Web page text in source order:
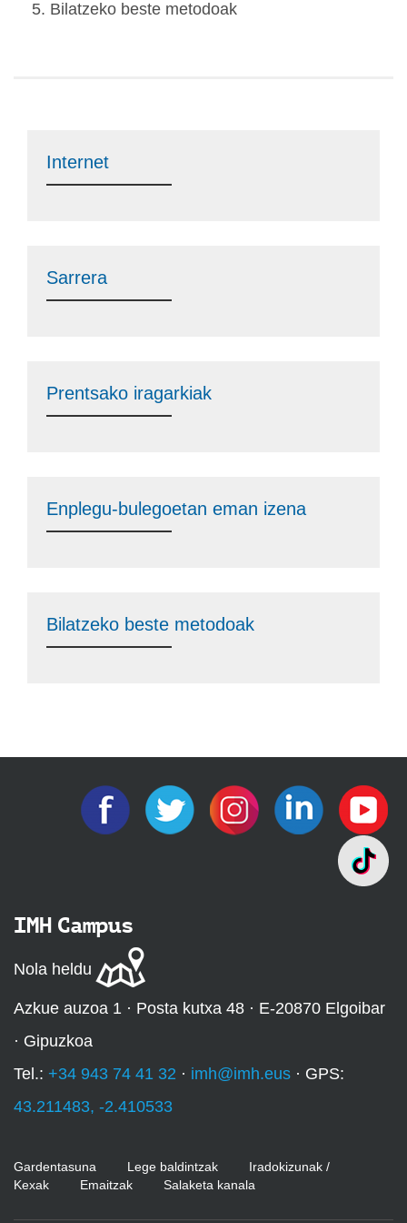
Bilatzeko beste metodoak
Internet
Sarrera
Prentsako iragarkiak
Enplegu-bulegoetan eman izena
Bilatzeko beste metodoak
IMH Campus
Nola heldu
Azkue auzoa 1 · Posta kutxa 48 · E-20870 Elgoibar
· Gipuzkoa
Tel.: +34 943 74 41 32 · imh@imh.eus · GPS:
43.211483, -2.410533
Gardentasuna Lege baldintzak
Iradokizunak /
Kexak
Emaitzak Salaketa kanala